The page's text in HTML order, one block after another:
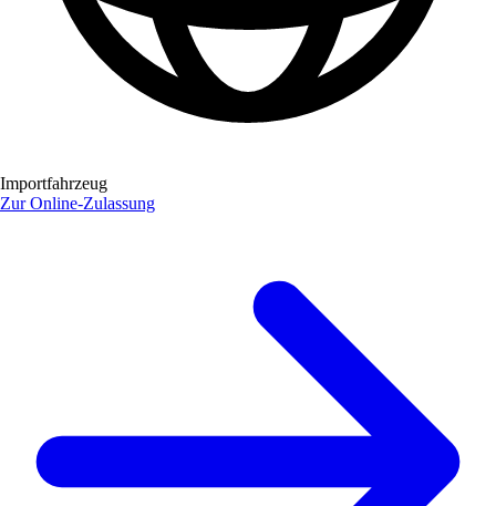
Importfahrzeug
Zur Online-Zulassung